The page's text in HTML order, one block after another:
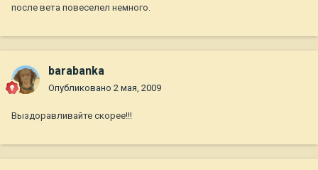
после вета повеселел немного.
barabanka
Опубликовано 2 мая, 2009
Выздоравливайте скорее!!!